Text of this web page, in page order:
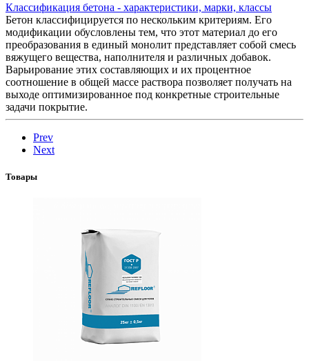
Классификация бетона - характеристики, марки, классы
Бетон классифицируется по нескольким критериям. Его
модификации обусловлены тем, что этот материал до его
преобразования в единый монолит представляет собой смесь
вяжущего вещества, наполнителя и различных добавок.
Варьирование этих составляющих и их процентное
соотношение в общей массе раствора позволяет получать на
выходе оптимизированное под конкретные строительные
задачи покрытие.
Prev
Next
Товары